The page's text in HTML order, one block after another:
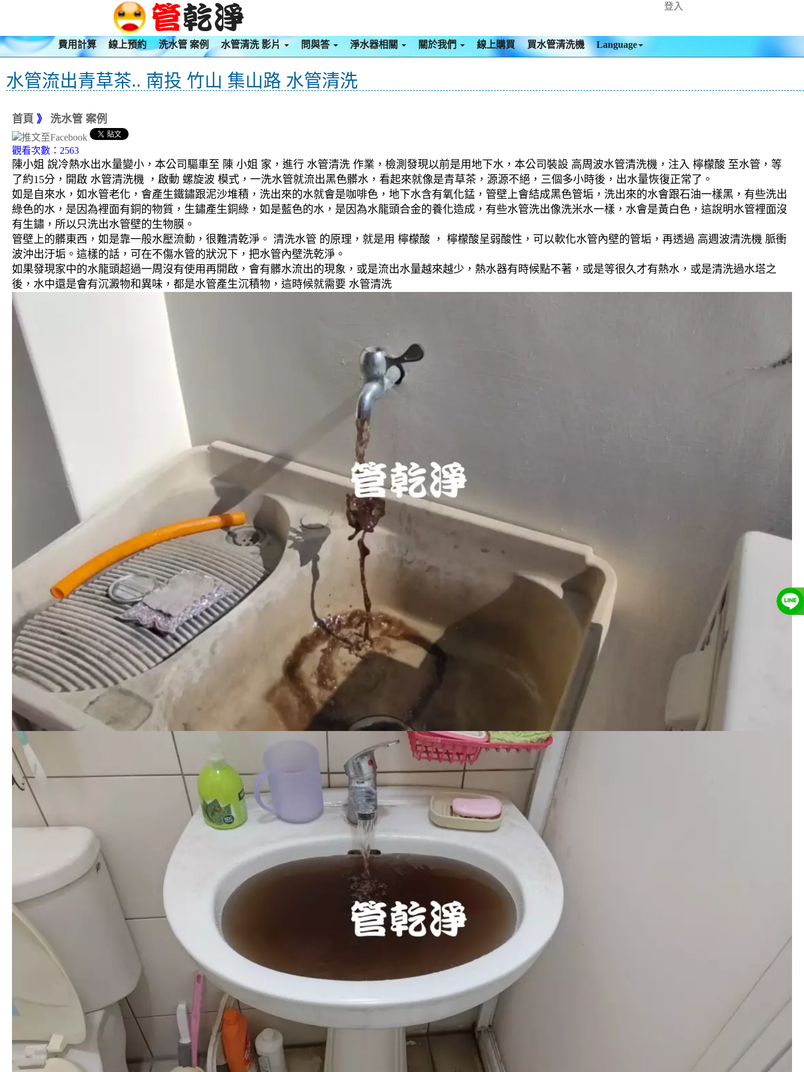
登入
費用計算 線上預約 洗水管 案例 水管清洗 影片 問與答 淨水器相關 關於我們 線上購買 買水管清洗機 Language
水管流出青草茶.. 南投 竹山 集山路 水管清洗
首頁 》 洗水管 案例
觀看次數：2563
陳小姐 說冷熱水出水量變小，本公司驅車至 陳 小姐 家，進行 水管清洗 作業，檢測發現以前是用地下水，本公司裝設 高周波水管清洗機，注入 檸檬酸 至水管，等
了約15分，開啟 水管清洗機 ，啟動 螺旋波 模式，一洗水管就流出黑色髒水，看起來就像是青草茶，源源不絕，三個多小時後，出水量恢復正常了。
如是自來水，如水管老化，會產生鐵鏽跟泥沙堆積，洗出來的水就會是咖啡色，地下水含有氧化錳，管壁上會結成黑色管垢，洗出來的水會跟石油一樣黑，有些洗出
綠色的水，是因為裡面有銅的物質，生鏽產生銅綠，如是藍色的水，是因為水龍頭合金的養化造成，有些水管洗出像洗米水一樣，水會是黃白色，這說明水管裡面沒
有生鏽，所以只洗出水管壁的生物膜。
管壁上的髒東西，如是靠一般水壓流動，很難清乾淨。 清洗水管 的原理，就是用 檸檬酸 ， 檸檬酸呈弱酸性，可以軟化水管內壁的管垢，再透過 高週波清洗機 脈衝
波沖出汙垢。這樣的話，可在不傷水管的狀況下，把水管內壁洗乾淨。
如果發現家中的水龍頭超過一周沒有使用再開啟，會有髒水流出的現象，或是流出水量越來越少，熱水器有時候點不著，或是等很久才有熱水，或是清洗過水塔之
後，水中還是會有沉澱物和異味，都是水管產生沉積物，這時候就需要 水管清洗